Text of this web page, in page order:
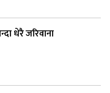
धेरै जरिवाना